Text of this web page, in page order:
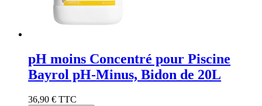
pH moins Concentré pour Piscine
Bayrol pH-Minus, Bidon de 20L
36,90 € TTC